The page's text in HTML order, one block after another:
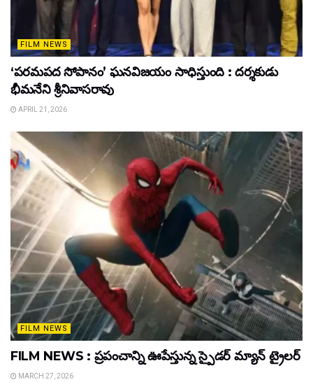
FILM NEWS
‘పరమపద సోపానం’ ఘనవిజయం సాధిస్తుంది : దర్శకుడు
భీమనేని శ్రీనివాసరావు
APRIL 21, 2026
FILM NEWS
FILM NEWS : ప్రపంచాన్ని ఊపేస్తున్న స్పైడర్ మ్యాన్ ట్రైలర్
MARCH 27, 2026